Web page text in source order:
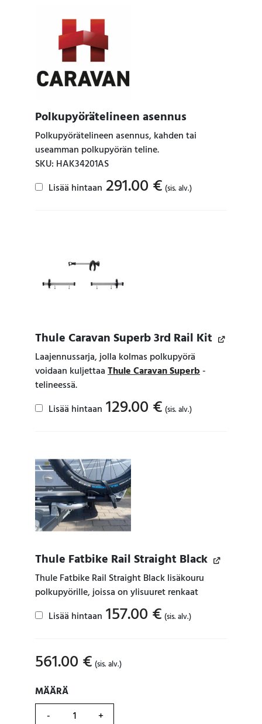
Polkupyörätelineen asennus
Polkupyörätelineen asennus, kahden tai
useamman polkupyörän teline.
SKU: HAK34201AS
Lisää hintaan 291.00 € (sis. alv.)
Thule Caravan Superb 3rd Rail Kit
Laajennussarja, jolla kolmas polkupyörä
voidaan kuljettaaThule Caravan Superb-
telineessä.
Lisää hintaan 129.00 € (sis. alv.)
Thule Fatbike Rail Straight Black
Thule Fatbike Rail Straight Black lisäkouru
polkupyörille, joissa on ylisuuret renkaat
Lisää hintaan 157.00 € (sis. alv.)
561.00 € (sis. alv.)
MÄÄRÄ
MÄÄRÄ